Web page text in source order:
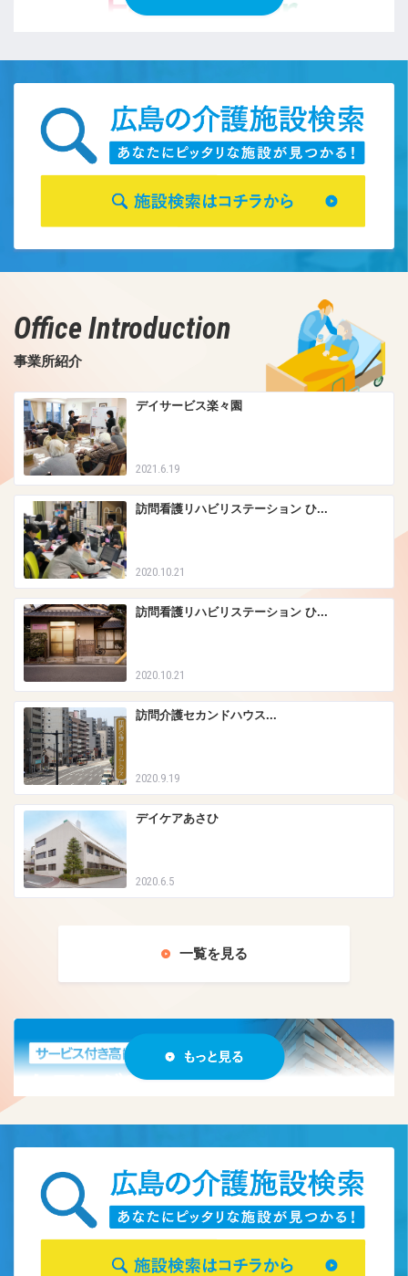
Office Introduction
事業所紹介
デイサービス楽々園
2021.6.19
訪問看護リハビリステーション ひ...
2020.10.21
訪問看護リハビリステーション ひ...
2020.10.21
訪問介護セカンドハウス...
2020.9.19
デイケアあさひ
2020.6.5
一覧を見る